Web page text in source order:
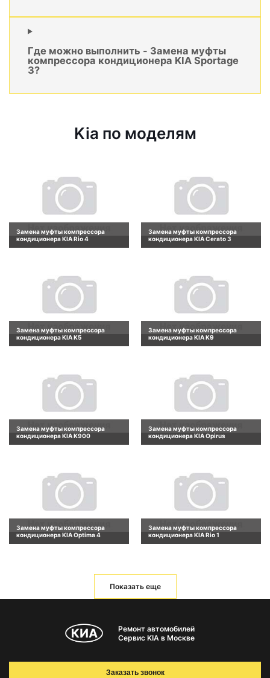
Где можно выполнить - Замена муфты
компрессора кондиционера KIA Sportage
3?
Kia по моделям
Замена муфты компрессора
кондиционера KIA Rio 4
Замена муфты компрессора
кондиционера KIA Cerato 3
Замена муфты компрессора
кондиционера KIA K5
Замена муфты компрессора
кондиционера KIA K9
Замена муфты компрессора
кондиционера KIA K900
Замена муфты компрессора
кондиционера KIA Opirus
Замена муфты компрессора
кондиционера KIA Optima 4
Замена муфты компрессора
кондиционера KIA Rio 1
Показать еще
Ремонт автомобилей
Сервис KIA в Москве
Заказать звонок